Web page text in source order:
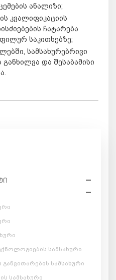
ანალიზი;
კვალიფიკაციის
ჩატარება
საკითხებზე;
სამსახურებრივი
და შესაბამისი
სამსახური
სამსახური
სამსახური